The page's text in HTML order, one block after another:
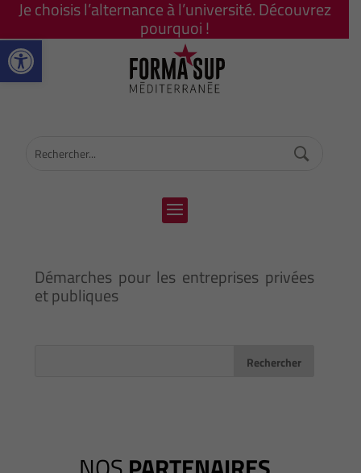
Ouvrir la barre d’outils
Je choisis l’alternance à l’université. Découvrez
pourquoi !
Démarches pour les entreprises privées
et publiques